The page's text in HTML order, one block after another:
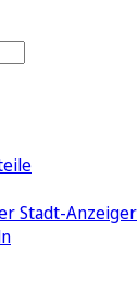
Stadt-Anzeiger